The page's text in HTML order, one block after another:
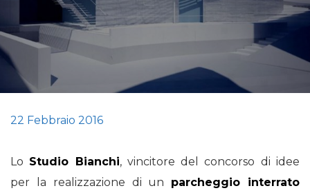
22 Febbraio 2016
Lo Studio Bianchi, vincitore del concorso di idee
per la realizzazione di un parcheggio interrato